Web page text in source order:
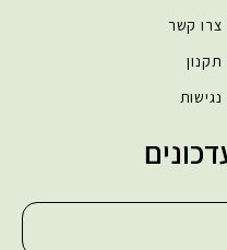
צרו קשר
תקנון
נגישות